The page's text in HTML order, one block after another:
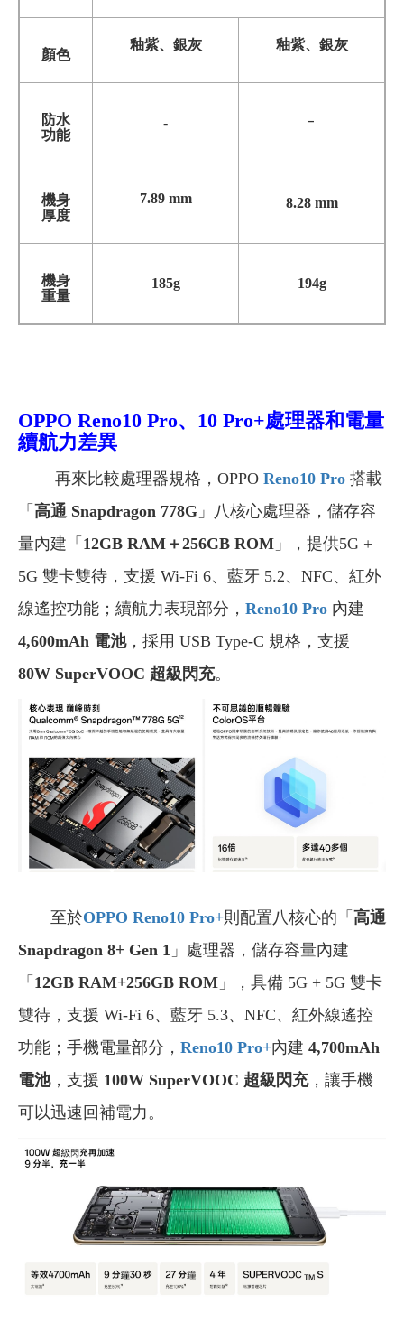
顏色
釉紫、銀灰 釉紫、銀灰
防水
功能
- -
機身
厚度
7.89 mm 8.28 mm
機身
重量
185g 194g
OPPO Reno10 Pro、10 Pro+處理器和電量
續航力差異
再來比較處理器規格，OPPO Reno10 Pro 搭載
「 高通 Snapdragon 778G 」八核心處理器，儲存容
量內建「 12GB RAM＋256GB ROM 」，提供5G +
5G 雙卡雙待，支援 Wi-Fi 6、藍牙 5.2、NFC、紅外
線遙控功能；續航力表現部分， Reno10 Pro 內建
4,600mAh 電池，採用 USB Type-C 規格，支援
80W SuperVOOC 超級閃充。
至於OPPO Reno10 Pro+則配置八核心的「 高通
Snapdragon 8+ Gen 1 」處理器，儲存容量內建
「 12GB RAM+256GB ROM 」，具備 5G + 5G 雙卡
雙待，支援 Wi-Fi 6、藍牙 5.3、NFC、紅外線遙控
功能；手機電量部分， Reno10 Pro+內建 4,700mAh
電池，支援 100W SuperVOOC 超級閃充，讓手機
可以迅速回補電力。